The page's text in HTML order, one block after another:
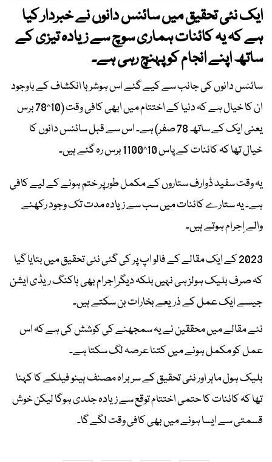
ایک نئی تحقیق میں سائنس دانوں نے خبردار کیا
ہے کہ یہ کائنات ہماری سوچ سے زیادہ تیزی کے
ساتھ اپنے انجام کو پہنچ رہی ہے۔
سائنس دانوں کی جانب سے کیے گئے اس ہوشربا انکشاف کے باوجود
ان کا خیال ہے کہ دنیا کے اختتام میں ابھی کافی وقت (10^78 برس
یعنی ایک کے ساتھ 78 صفر) ہے۔ اس سے قبل سائنس دانوں کا
خیال تھا کہ کائنات کے پاس 10^1100 برس رہ گئے ہیں۔
یہ وقت سفید ڈوارف ستاروں کے مکمل طور پر ختم ہونے کے لیے کافی
ہے۔ یہ ستارے کائنات میں سب سے زیادہ مدت تک وجود رکھنے
والے اِجرام ہوتے ہیں۔
2023 کے ایک مقالے کے فالو اپ پر کی گئی نئی تحقیق میں بتایا گیا
کہ صرف بلیک ہولز ہی نہیں بلکہ دیگر اِجرام بھی ہاکنگ ریڈی ایشن
جیسے ایک عمل کے ذریعے بخارات بن سکتے ہیں۔
نئے مقالے میں محققین نے یہ سمجھنے کی کوشش کی ہے کہ اس
عمل کو مکمل ہونے میں کتنا عرصہ لگ سکتا ہے۔
بلیک ہول ماہر اور نئی تحقیق کے سربراہ مصنف ہینو فیلکے کا کہنا
تھا کہ کائنات کا حتمی اختتام توقع سے زیادہ جلدی ہوگا لیکن خوش
قسمتی سے ایسا ہونے میں بھی کافی وقت لگے گا۔